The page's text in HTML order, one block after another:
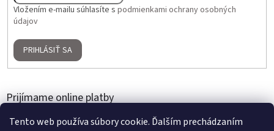
Tento web používa súbory cookie. Ďalším prechádzaním
Vložením e-mailu súhlasíte s podmienkami ochrany osobných
údajov
PRIHLÁSIŤ SA
Prijímame online platby